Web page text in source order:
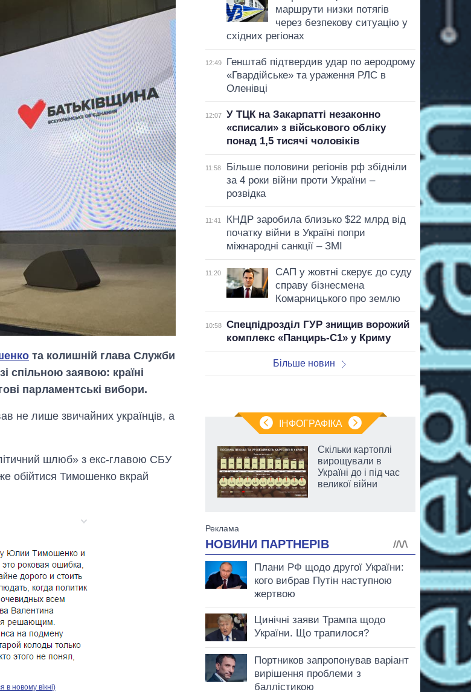
та колишній глава Служби
спільною заявою: країні
парламентські вибори.
не лише звичайних українців, а
шлюб» з екс-главою СБУ
обійтися Тимошенко вкрай
в новому вікні)
маршрути низки потягів
через безпекову ситуацію у
східних регіонах
12:49
Генштаб підтвердив удар по аеродрому
«Гвардійське» та ураження РЛС в
Оленівці
12:07
У ТЦК на Закарпатті незаконно
«списали» з військового обліку
понад 1,5 тисячі чоловіків
11:58
Більше половини регіонів рф збідніли
за 4 роки війни проти України –
розвідка
11:41
КНДР заробила близько $22 млрд від
початку війни в Україні попри
міжнародні санкції – ЗМІ
11:20
САП у жовтні скерує до суду
справу бізнесмена
Комарницького про землю
10:58
Спецпідрозділ ГУР знищив ворожий
комплекс «Панцирь-С1» у Криму
Більше новин
ІНФОГРАФІКА
бюджет
Міністерства
оборони за 13
Скільки картоплі
вирощували в
Україні до і під час
великої війни